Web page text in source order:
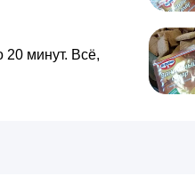
20 минут. Всё,